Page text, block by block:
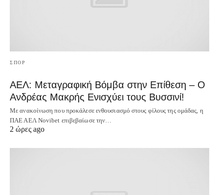
ΣΠΟΡ
ΑΕΛ: Μεταγραφική Βόμβα στην Επίθεση – Ο
Ανδρέας Μακρής Ενισχύει τους Βυσσινί!
Με ανακοίνωση που προκάλεσε ενθουσιασμό στους φίλους της ομάδας, η
ΠΑΕ ΑΕΛ Novibet επιβεβαίωσε την…
2 ώρες ago